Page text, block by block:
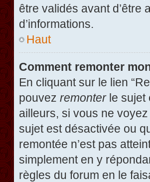
être validés avant d’être
d’informations.
Haut
Comment remonter
En cliquant sur le lien
pouvez remonterle sujet
ailleurs, si vous ne
sujet est désactivée ou
remontée n’est pas
simplement en y
règles du forum en le